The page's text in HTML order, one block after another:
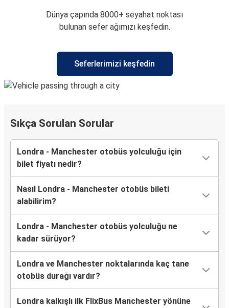
Dünya çapında 8000+ seyahat noktası
bulunan sefer ağımızı keşfedin.
Seferlerimizi keşfedin
Sıkça Sorulan Sorular
Londra - Manchester otobüs yolculuğu için
bilet fiyatı nedir?
Nasıl Londra - Manchester otobüs bileti
alabilirim?
Londra - Manchester otobüs yolculuğu ne
kadar sürüyor?
Londra ve Manchester noktalarında kaç tane
otobüs durağı vardır?
Londra kalkışlı ilk FlixBus Manchester yönüne